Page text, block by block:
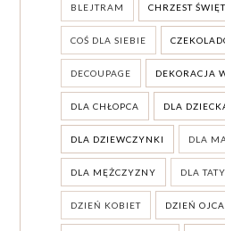
BLEJTRAM CHRZEST
COŚ DLA SIEBIE
DECOUPAGE DEKORACJA
DLA CHŁOPCA DLA
DLA DZIEWCZYNKI DLA
DLA MĘŻCZYZNY DLA TATY
DZIEŃ KOBIET DZIEŃ OJCA